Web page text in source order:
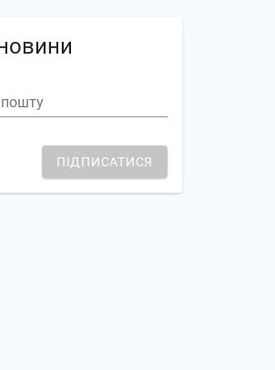
ПІДПИСАТИСЯ